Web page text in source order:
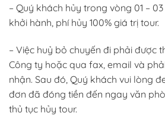
– Quý khách hủy trong vòng 01 –
khởi hành, phí hủy 100% giá trị tour.
– Việc huỷ bỏ chuyến đi phải được
Công ty hoặc qua fax, email và
nhận. Sau đó, Quý khách vui lòng
đơn đã đóng tiền đến ngay văn
thủ tục hủy tour.